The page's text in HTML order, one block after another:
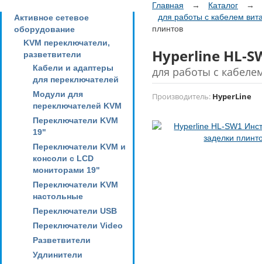
Активное сетевое
оборудование
KVM переключатели,
разветвители
Кабели и адаптеры
для переключателей
Модули для
переключателей KVM
Переключатели KVM
19"
Переключатели KVM и
консоли с LCD
мониторами 19"
Переключатели KVM
настольные
Переключатели USB
Переключатели Video
Разветвители
Удлинители
Главная → Каталог
→
для работы с кабелем
плинтов
Hyperline HL-
для работы с
Производитель: HyperLine